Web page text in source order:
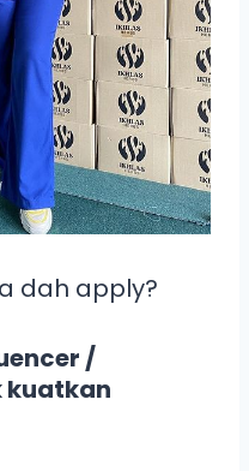
dah apply?
/
kuatkan